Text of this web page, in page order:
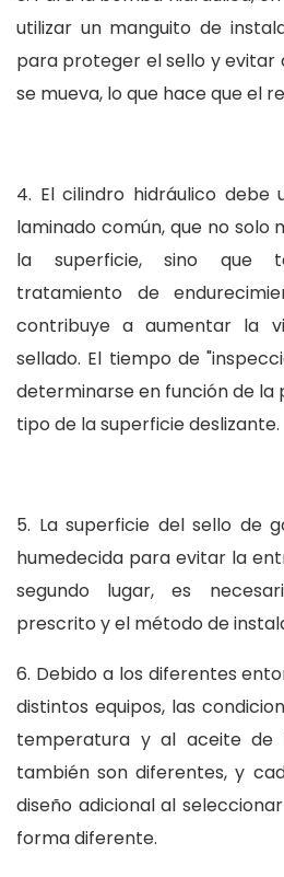
utilizar un manguito de
para proteger el sello y evitar
se mueva, lo que hace que el
4. El cilindro hidráulico debe
laminado común, que no solo
la superficie, sino que
tratamiento de
contribuye a aumentar la
sellado. El tiempo de
determinarse en función de la
tipo de la superficie deslizante.
5. La superficie del sello de
humedecida para evitar la
segundo lugar, es
prescrito y el método de
6. Debido a los diferentes
distintos equipos, las
temperatura y al aceite de
también son diferentes, y
diseño adicional al
forma diferente.